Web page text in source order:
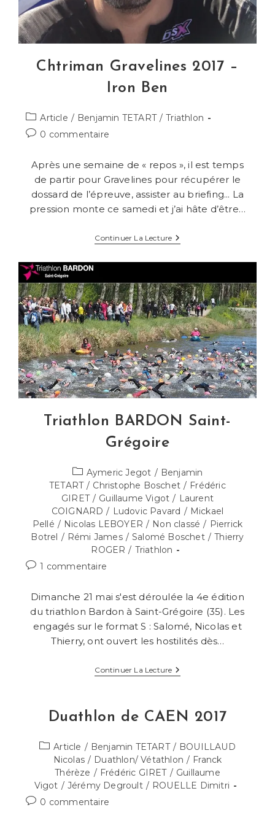
Chtriman Gravelines 2017 –
Iron Ben
Post
category:
Article / Benjamin TETART / Triathlon
Commentaires
publication :
0 commentaire
Après une semaine de « repos », il est temps
de partir pour Gravelines pour récupérer le
dossard de l’épreuve, assister au briefing... La
pression monte ce samedi et j’ai hâte d’être…
Continuer La LectureChtriman
Gravelines
Ben
Triathlon BARDON Saint-
Grégoire
Post
category:
Aymeric Jegot / Benjamin
TETART / Christophe Boschet / Frédéric
GIRET / Guillaume Vigot / Laurent
COIGNARD / Ludovic Pavard / Mickael
Pellé / Nicolas LEBOYER / Non classé / Pierrick
Botrel / Rémi James / Salomé Boschet / Thierry
ROGER / Triathlon
Commentaires
la
publication :
1 commentaire
Dimanche 21 mai s'est déroulée la 4e édition
du triathlon Bardon à Saint-Grégoire (35). Les
engagés sur le format S : Salomé, Nicolas et
Thierry, ont ouvert les hostilités dès…
Continuer La LectureTriathlon
BARDON
Duathlon de CAEN 2017
Post
category:
Article / Benjamin TETART / BOUILLAUD
Nicolas / Duathlon/ Vétathlon / Franck
Thérèze / Frédéric GIRET / Guillaume
Vigot / Jérémy Degroult / ROUELLE Dimitri
Commentaires
0 commentaire